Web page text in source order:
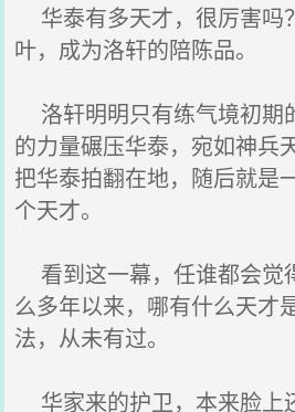
华泰有多天才，很厉害吗
叶，成为洛轩的陪陈品。
洛轩明明只有练气境初期
的力量碾压华泰，宛如神兵
把华泰拍翻在地，随后就是
个天才。
看到这一幕，任谁都会觉
么多年以来，哪有什么天才
法，从未有过。
华家来的护卫，本来脸上